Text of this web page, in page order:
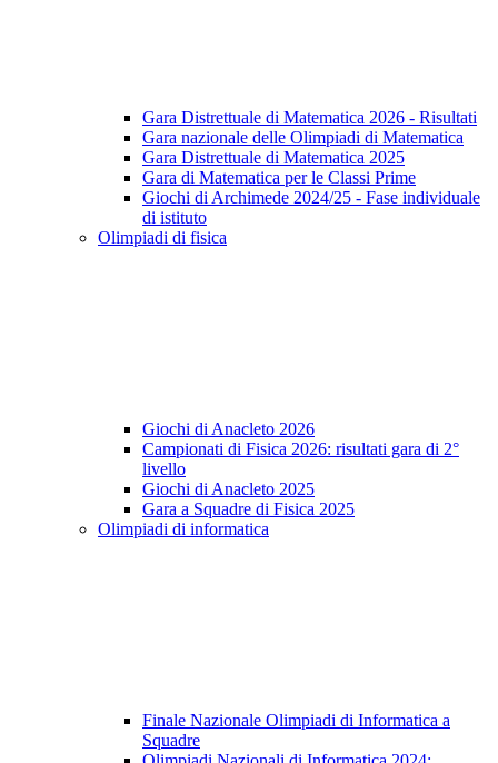
Gara Distrettuale di Matematica 2026 - Risultati
Gara nazionale delle Olimpiadi di Matematica
Gara Distrettuale di Matematica 2025
Gara di Matematica per le Classi Prime
Giochi di Archimede 2024/25 - Fase individuale
di istituto
Olimpiadi di fisica
Giochi di Anacleto 2026
Campionati di Fisica 2026: risultati gara di 2°
livello
Giochi di Anacleto 2025
Gara a Squadre di Fisica 2025
Olimpiadi di informatica
Finale Nazionale Olimpiadi di Informatica a
Squadre